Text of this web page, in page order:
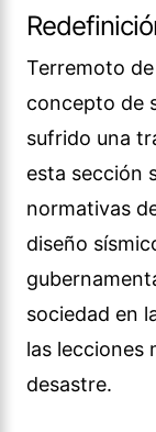
Terremoto
concepto de
sufrido una
esta sección
normativas
diseño
sociedad en
las lecciones
desastre.